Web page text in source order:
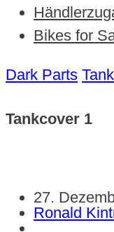
Bikes for
Dark Parts
Tankcover 1
27.
Ronald